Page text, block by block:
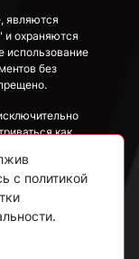
являются
охраняются
использование
без
как
с политикой